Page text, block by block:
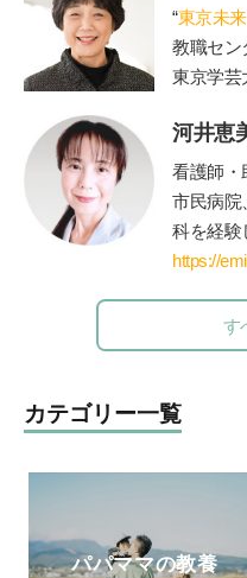
う。
“東京未
教職セ
東京学芸
校長、校
歴15年の
たちの指
「保護者
河井恵
看護師・
市民病院
科を経験
関わる。
学・修
実させた
界に住む
ラインサ
を運営。
https://
す
カテゴリー一覧
パパママの教養